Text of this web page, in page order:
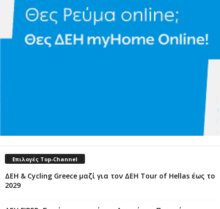
Επιλογές Top-Channel
ΔΕΗ & Cycling Greece μαζί για τον ΔΕΗ Tour of Hellas έως το
2029